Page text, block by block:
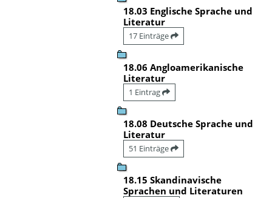
18.03 Englische Sprache und
Literatur
17 Einträge
18.06 Angloamerikanische
Literatur
1 Eintrag
18.08 Deutsche Sprache und
Literatur
51 Einträge
18.15 Skandinavische
Sprachen und Literaturen